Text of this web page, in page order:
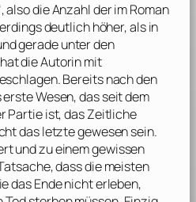
also die Anzahl der im Roman
deutlich höher, als in
gerade unter den
die Autorin mit
Bereits nach den
Wesen, das seit dem
Partie ist, das Zeitliche
das letzte gewesen sein.
und zu einem gewissen
dass die meisten
das Ende nicht erleben,